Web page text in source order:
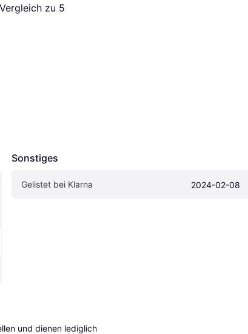
zu 5
Sonstiges
Gelistet bei Klarna 2024-02-08
und dienen lediglich